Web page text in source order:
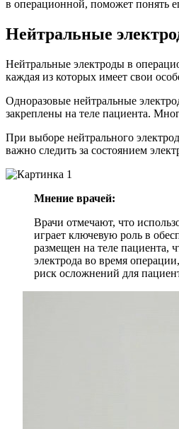
в операционной, поможет понять
Нейтральные
Нейтральные электроды в
каждая из которых имеет свои
Одноразовые нейтральные
закреплены на теле пациента.
При выборе нейтрального
важно следить за состоянием
Мнение врачей:
Врачи отмечают, что
играет ключевую роль в
размещен на теле пациента,
электрода во время
риск осложнений для